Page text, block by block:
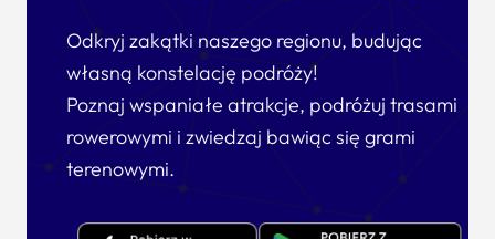
Odkryj zakątki naszego regionu, budując
własną konstelację podróży!
Poznaj wspaniałe atrakcje, podróżuj trasami
rowerowymi i zwiedzaj bawiąc się grami
terenowymi.